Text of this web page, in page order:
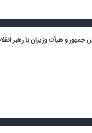
و هیأت وزیران با رهبر